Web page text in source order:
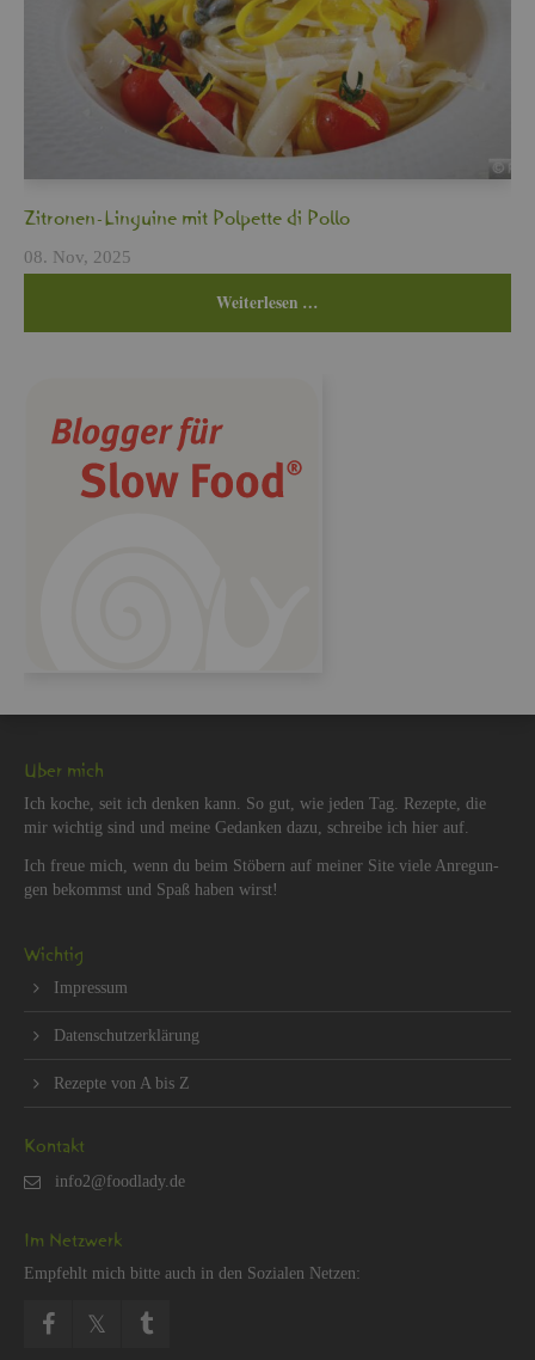
Zi­tro­nen-Lin­gui­ne mit Pol­pet­te di Pollo
08. Nov, 2025
Wei­ter­le­sen …
Über mich
Ich koche, seit ich den­ken kann. So gut, wie jeden Tag. Re­zep­te, die
mir wich­tig sind und meine Ge­dan­ken dazu, schrei­be ich hier auf.
Ich freue mich, wenn du beim Stö­bern auf mei­ner Site viele An­re­gun­
gen be­kommst und Spaß haben wirst!
Wich­tig
Im­pres­sum
Da­ten­schut­z­er­klä­rung
Re­zep­te von A bis Z
Kon­takt
Im Netz­werk
Emp­fehlt mich bitte auch in den So­zia­len Net­zen: